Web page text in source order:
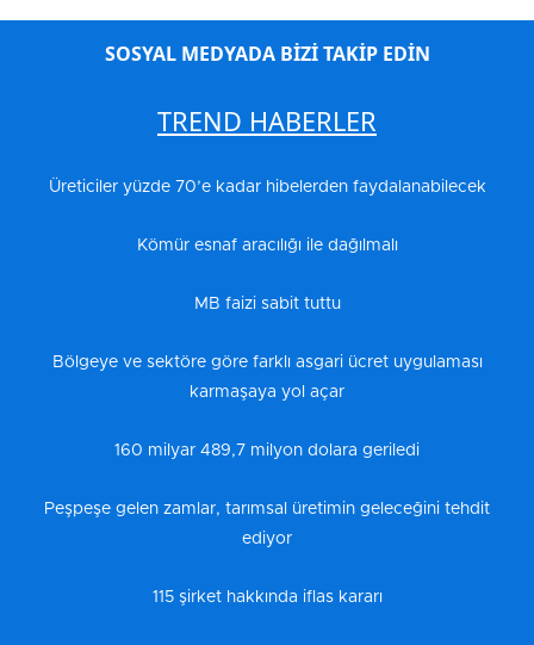
SOSYAL MEDYADA BİZİ TAKİP EDİN
TREND HABERLER
Üreticiler yüzde 70’e kadar hibelerden faydalanabilecek
Kömür esnaf aracılığı ile dağılmalı
MB faizi sabit tuttu
Bölgeye ve sektöre göre farklı asgari ücret uygulaması
karmaşaya yol açar
160 milyar 489,7 milyon dolara geriledi
Peşpeşe gelen zamlar, tarımsal üretimin geleceğini tehdit
ediyor
115 şirket hakkında iflas kararı